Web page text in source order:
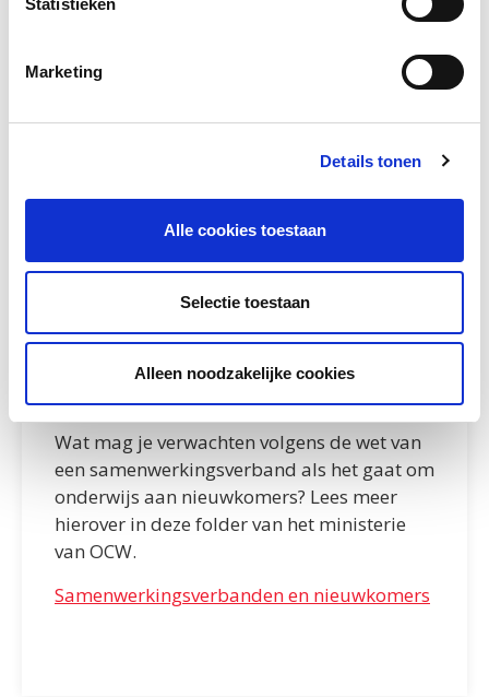
Statistieken
Marketing
Details tonen
Alle cookies toestaan
Selectie toestaan
Alleen noodzakelijke cookies
Samenwerkingsverbanden en
Wat mag je verwachten volgens de wet van
een samenwerkingsverband als het gaat om
onderwijs aan nieuwkomers? Lees meer
hierover in deze foldervan het ministerie
van OCW.
Samenwerkingsverbanden en nieuwkomers